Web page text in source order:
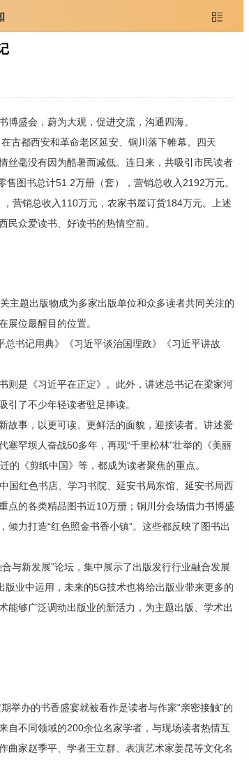

盛会，蔚为大观，促进交流，沟通四海。
都西安和革命老区延安、铜川落下帷幕。四天
丝毫没有因为酷暑而减低。连日来，共吸引市民读者
图书总计51.2万册（套），营销总收入2192万元。
营销总收入110万元，农家书屋订货184万元。上述
众爱读书、好读书的热情空前。
题出版物成为多家出版单位和众多读者共同关注的
展位最醒目的位置。
记用典》《习近平谈治国理政》《习近平讲故
是《习近平在正定》。此外，讲述总书记在梁家河
了不少年轻读者驻足捧读。
事，以更可读、更鲜活的面貌，迎接读者。讲述爱
塞罕坝人奋战50多年，再现“千里松林”壮举的《美丽
的《剪纸中国》等，都成为读者聚焦的重点。
红色书店、学习书院、延安书局东馆、延安书局西
点的各类精品图书近10万册；铜川分会场借力书博盛
力打造“红色照金书香小镇”。这些都反映了图书出
新发展”论坛，集中展示了出版发行行业融合发展
业中运用，未来的5G技术也将给出版业带来更多的
能够广泛调动出版业的新活力，为主题出版、学术出
办的书香盛宴就被看作是读者与作家“亲密接触”的
自不同领域的200余位名家学者，与现场读者热情互
曲家赵季平、学者王立群、表演艺术家姜昆等文化名